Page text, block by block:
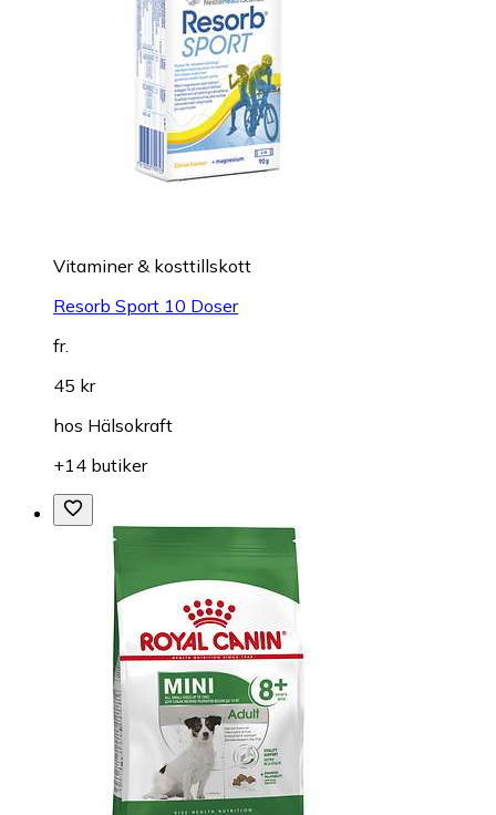
Vitaminer & kosttillskott
Resorb Sport 10 Doser
fr.
45 kr
hos Hälsokraft
+14 butiker